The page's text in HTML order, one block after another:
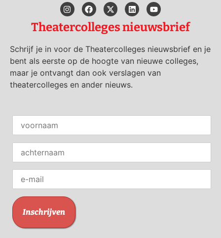
Theatercolleges nieuwsbrief
Schrijf je in voor de Theatercolleges nieuwsbrief en je
bent als eerste op de hoogte van nieuwe colleges,
maar je ontvangt dan ook verslagen van
theatercolleges en ander nieuws.